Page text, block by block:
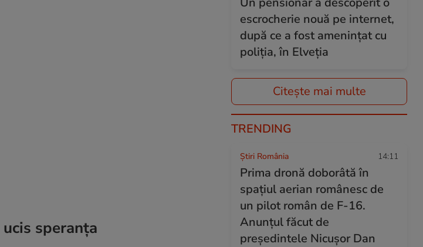
speranța
escrocherie nouă pe internet,
după ce a fost amenințat cu
poliția, în Elveția
Citește mai multe
TRENDING
Știri România 14:11
Prima dronă doborâtă în
spațiul aerian românesc de
un pilot român de F-16.
Anunțul făcut de
președintele Nicușor Dan